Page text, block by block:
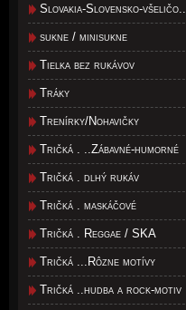
Slovakia-Slovensko-všeličo..
sukne / minisukne
Tielka bez rukávov
Tráky
Trenírky/Nohavičky
Tričká . ..Zábavné-humorné
Tričká . dlhý rukáv
Tričká . maskáčové
Tričká . Reggae / SKA
Tričká ...Rôzne motívy
Tričká ..hudba a rock-motiv